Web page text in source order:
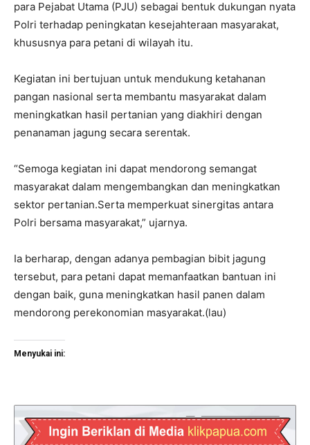
para Pejabat Utama (PJU) sebagai bentuk dukungan nyata
Polri terhadap peningkatan kesejahteraan masyarakat,
khususnya para petani di wilayah itu.
Kegiatan ini bertujuan untuk mendukung ketahanan
pangan nasional serta membantu masyarakat dalam
meningkatkan hasil pertanian yang diakhiri dengan
penanaman jagung secara serentak.
“Semoga kegiatan ini dapat mendorong semangat
masyarakat dalam mengembangkan dan meningkatkan
sektor pertanian.Serta memperkuat sinergitas antara
Polri bersama masyarakat,” ujarnya.
Ia berharap, dengan adanya pembagian bibit jagung
tersebut, para petani dapat memanfaatkan bantuan ini
dengan baik, guna meningkatkan hasil panen dalam
mendorong perekonomian masyarakat.(lau)
Menyukai ini: